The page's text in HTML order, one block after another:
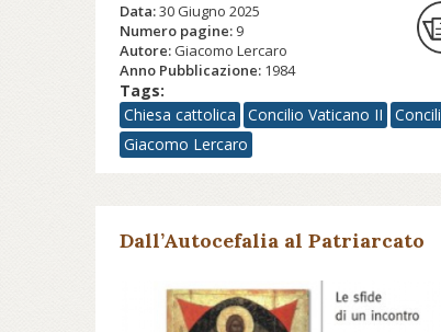
Data:30 Giugno 2025
Numero pagine: 9
Autore: Giacomo Lercaro
Anno Pubblicazione: 1984
Tags:
Chiesa cattolica
Concilio Vaticano II
Concili
Giacomo Lercaro
Dall’Autocefalia al Patriarcato